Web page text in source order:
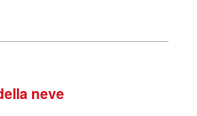
neve